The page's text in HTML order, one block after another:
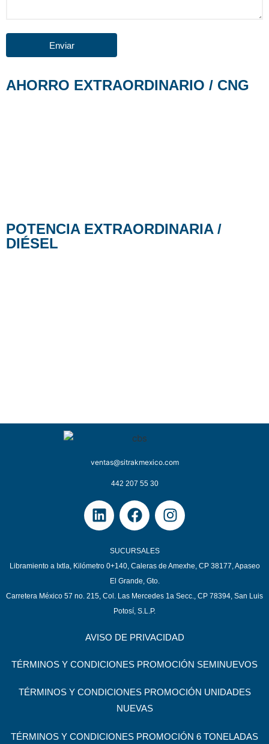
AHORRO EXTRAORDINARIO / CNG
POTENCIA EXTRAORDINARIA /
DIÉSEL
ventas@sitrakmexico.com
442 207 55 30
SUCURSALES
Libramiento a Ixtla, Kilómetro 0+140, Caleras de Amexhe, CP 38177, Apaseo
El Grande, Gto.
Carretera México 57 no. 215, Col. Las Mercedes 1a Secc., CP 78394, San Luis
Potosí, S.L.P.
AVISO DE PRIVACIDAD
TÉRMINOS Y CONDICIONES PROMOCIÓN SEMINUEVOS
TÉRMINOS Y CONDICIONES PROMOCIÓN UNIDADES
NUEVAS
TÉRMINOS Y CONDICIONES PROMOCIÓN 6 TONELADAS